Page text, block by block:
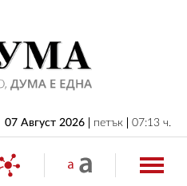
07 Август 2026 петък 07:13 ч.